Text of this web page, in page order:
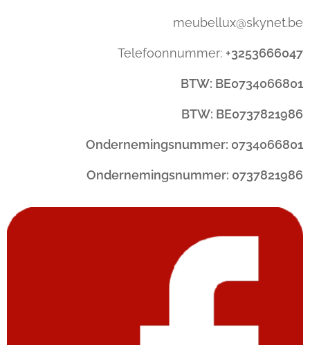
meubellux@skynet.be
Telefoonnummer: +3253666047
BTW: BE0734066801
BTW: BE0737821986
Ondernemingsnummer: 0734066801
Ondernemingsnummer: 0737821986